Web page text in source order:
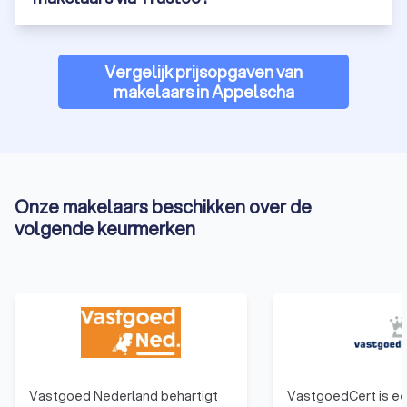
gemakkelijk 1000+ reviews van eerdere klanten lezen die we
hebben verzameld vanuit verschillende bronnen. Vervolgens
kun je naar de Trustoo Scores kijken van de verschillende
makelaarskantoren in Appelscha. Ook is het belangrijk om te
kijken naar de kosten van de verschillende makelaars uit
uitgedrukt als een percentage van de verkoopprijs van een
huis. De hoogte van de courtage kan variëren afhankelijk van
de makelaar en de geleverde diensten. Het is altijd raadzaam
verrassingen te voorkomen.
Vergelijk prijsopgaven van
makelaars in Appelscha
Onze makelaars beschikken over de
volgende keurmerken
Vastgoed Nederland behartigt
VastgoedCert is